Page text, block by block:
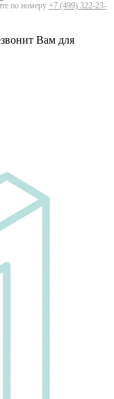
по номеру +7 (499) 322-23-
Вам для